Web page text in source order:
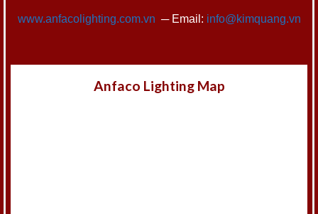
www.anfacolighting.com.vn ─ Email: info@kimquang.vn
Anfaco Lighting Map